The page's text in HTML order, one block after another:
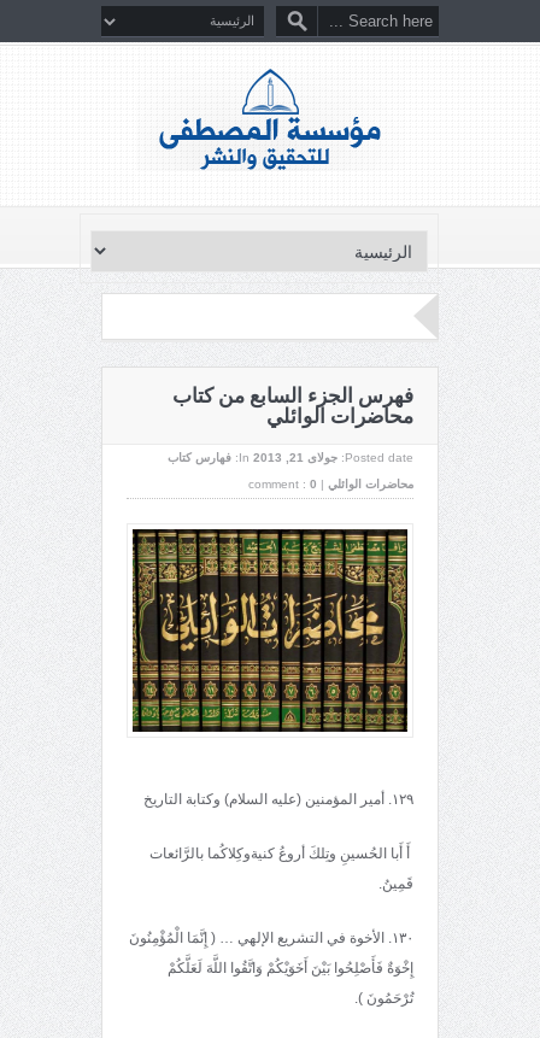
فهرس الجزء السابع من كتاب
محاضرات الوائلي
Posted date: جولای 21, 2013 In:
فهارس كتاب
محاضرات الوائلي |
comment : 0
١٢٩. أمير المؤمنين (عليه السلام) وكتابة التاريخ
أَ أَبا الحُسينِ وتِلكَ أروعُ كنيةوكِلاكُما بالرَّائعات
قَمِينُ.
١٣٠. الأخوة في التشريع الإلهي … ( إِنَّمَا الْمُؤْمِنُونَ
إِخْوَةٌ فَأَصْلِحُوا بَيْنَ أَخَوَيْكُمْ وَاتَّقُوا اللَّهَ لَعَلَّكُمْ
تُرْحَمُونَ ).